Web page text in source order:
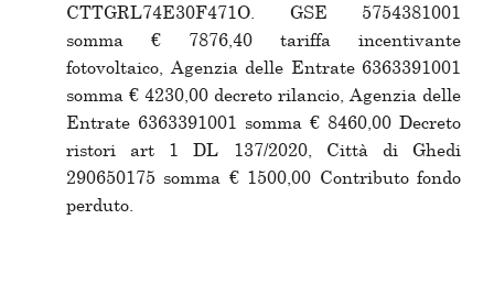
CTTGRL74E30F471O. GSE 5754381001
somma € 7876,40 tariffa incentivante
fotovoltaico, Agenzia delle Entrate 6363391001
somma € 4230,00 decreto rilancio, Agenzia delle
Entrate 6363391001 somma € 8460,00 Decreto
ristori art 1 DL 137/2020, Città di Ghedi
290650175 somma € 1500,00 Contributo fondo
perduto.